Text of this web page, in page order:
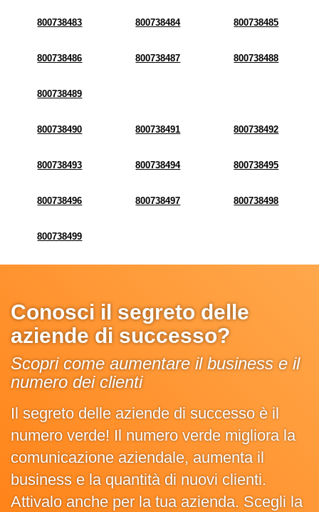
800738483 800738484 800738485
800738486 800738487 800738488
800738489
800738490 800738491 800738492
800738493 800738494 800738495
800738496 800738497 800738498
800738499
Conosci il segreto delle
aziende di successo?
Scopri come aumentare il business e il
numero dei clienti
Il segreto delle aziende di successo è il
numero verde! Il numero verde migliora la
comunicazione aziendale, aumenta il
business e la quantità di nuovi clienti.
Attivalo anche per la tua azienda. Scegli la